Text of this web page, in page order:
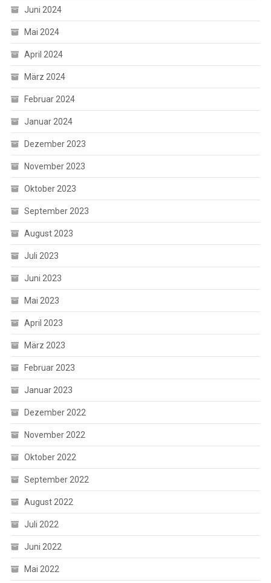
Juni 2024
Mai 2024
April 2024
März 2024
Februar 2024
Januar 2024
Dezember 2023
November 2023
Oktober 2023
September 2023
August 2023
Juli 2023
Juni 2023
Mai 2023
April 2023
März 2023
Februar 2023
Januar 2023
Dezember 2022
November 2022
Oktober 2022
September 2022
August 2022
Juli 2022
Juni 2022
Mai 2022